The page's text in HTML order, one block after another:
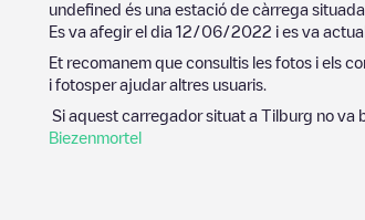
undefined és una estació de càrrega
Es va afegir el dia 12/06/2022 i es va
Et recomanem que consultis les fotos i els
i fotosper ajudar altres usuaris.
Si aquest carregador situat a Tilburg no va
Biezenmortel